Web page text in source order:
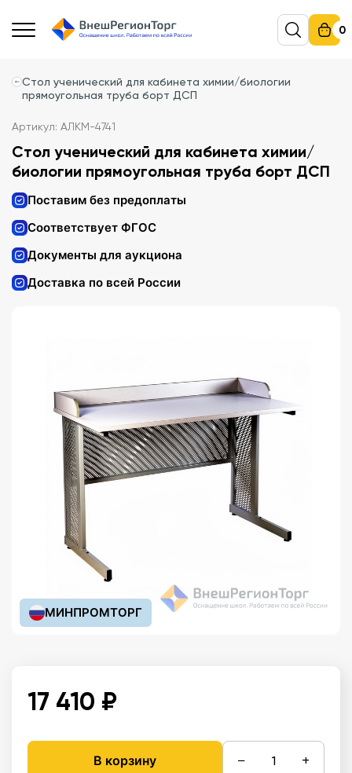
0
Стол ученический для кабинета химии/биологии
прямоугольная труба борт ДСП
Артикул: АЛКМ-4741
Стол ученический для кабинета химии/
биологии прямоугольная труба борт ДСП
Поставим без предоплаты
Соответствует ФГОС
Документы для аукциона
Доставка по всей России
МИНПРОМТОРГ
17 410 ₽
В корзину − +